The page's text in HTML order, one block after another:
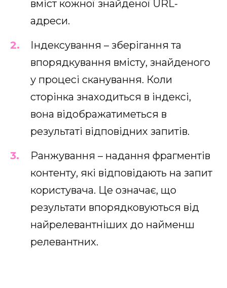
вміст кожної знайденої URL-
адреси.
Індексування – зберігання та
впорядкування вмісту, знайденого
у процесі сканування. Коли
сторінка знаходиться в індексі,
вона відображатиметься в
результаті відповідних запитів.
Ранжування – надання фрагментів
контенту, які відповідають на запит
користувача. Це означає, що
результати впорядковуються від
найрелевантніших до найменш
релевантних.